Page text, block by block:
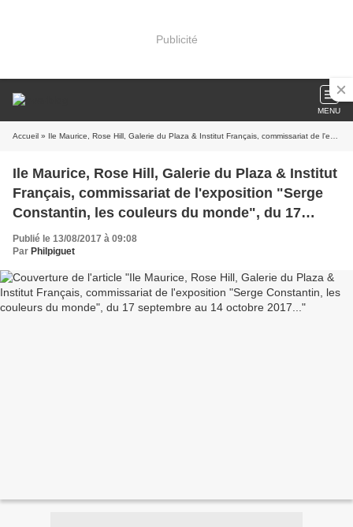
Publicité
MENU
Accueil » Ile Maurice, Rose Hill, Galerie du Plaza & Institut Français, commissariat de l'exposition "Serge Constantin, les couleurs du monde", du 17 septembre au 14 octobre 2017...
Ile Maurice, Rose Hill, Galerie du Plaza & Institut
Français, commissariat de l'exposition "Serge
Constantin, les couleurs du monde", du 17
septembre au 14 octobre 2017...
Publié le 13/08/2017 à 09:08
Par Philpiguet